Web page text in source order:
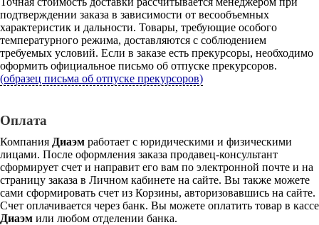
подтверждении заказа в зависимости от весообъемных
характеристик и дальности. Товары, требующие особого
температурного режима, доставляются с соблюдением
требуемых условий. Если в заказе есть прекурсоры, необходимо
оформить официальное письмо об отпуске прекурсоров.
(образец письма об отпуске прекурсоров)
Оплата
Компания Диаэм работает с юридическими и физическими
лицами. После оформления заказа продавец-консультант
сформирует счет и направит его вам по электронной почте и на
страницу заказа в Личном кабинете на сайте. Вы также можете
сами сформировать счет из Корзины, авторизовавшись на сайте.
Счет оплачивается через банк. Вы можете оплатить товар в кассе
Диаэм или любом отделении банка.